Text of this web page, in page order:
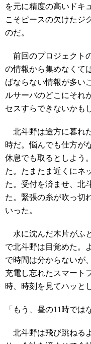
を元に精度の高いドキ
こそピースの欠けたジ
のだ。
前回のプロジェクト
の情報から集めなくて
ばならない情報が多い
ルサーバのどこにそれ
セスすらできないかも
北斗野は途方に暮れ
時だ。悩んでも仕方が
休息でも取るとしよう
た。たまたま近くにネ
た。受付を済ませ、北
た。緊張の糸が吹っ切
いった。
水に沈んだ木片がふ
で北斗野は目覚めた。
で時間は分からないが
充電し忘れたスマート
時、時刻を見てハッと
「もう、昼の11時では
北斗野は飛び跳ねる